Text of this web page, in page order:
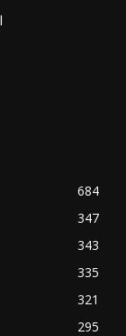
684
347
343
335
321
295